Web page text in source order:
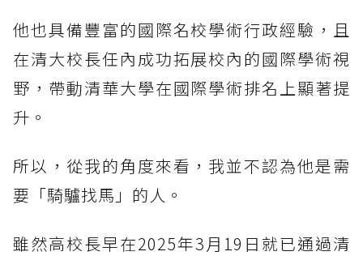
他也具備豐富的國際名校學術行政經驗，且
在清大校長任內成功拓展校內的國際學術視
野，帶動清華大學在國際學術排名上顯著提
升。
所以，從我的角度來看，我並不認為他是需
要「騎驢找馬」的人。
雖然高校長早在2025年3月19日就已通過清